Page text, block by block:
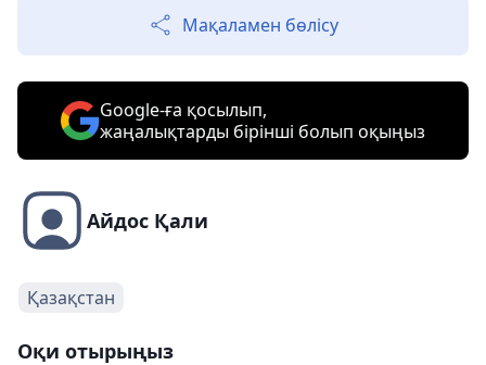
Мақаламен бөлісу
Google-ға қосылып,
жаңалықтарды бірінші болып оқыңыз
Айдос Қали
Қазақстан
Оқи отырыңыз